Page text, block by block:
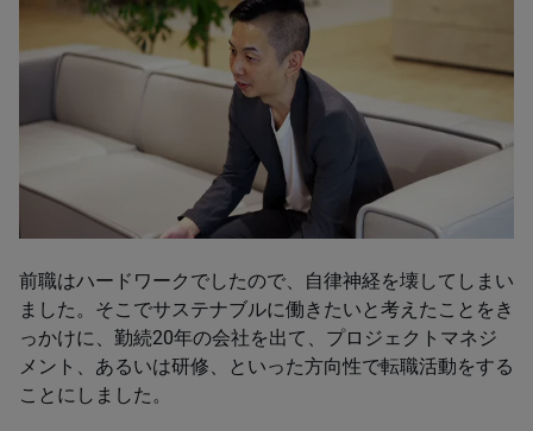
前職はハードワークでしたので、自律神経を壊してしまい
ました。そこでサステナブルに働きたいと考えたことをき
っかけに、勤続20年の会社を出て、プロジェクトマネジ
メント、あるいは研修、といった方向性で転職活動をする
ことにしました。